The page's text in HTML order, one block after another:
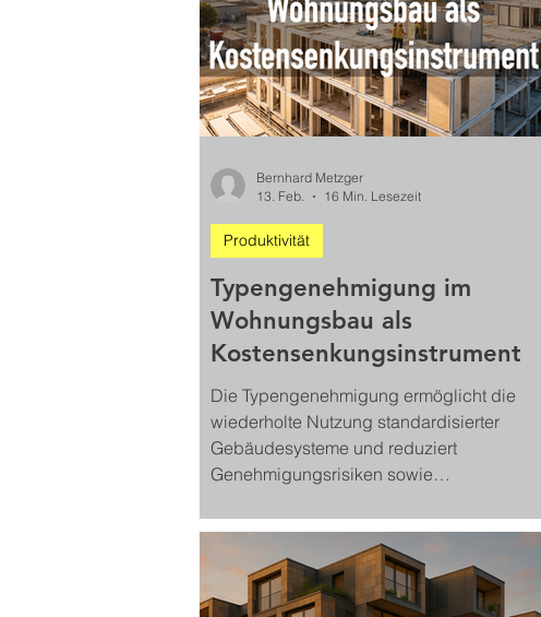
Typengenehmigung im
Wohnungsbau als
Kostensenkungsinstrument
Die Typengenehmigung ermöglicht die
wiederholte Nutzung standardisierter
Gebäudesysteme und reduziert
Genehmigungsrisiken sowie
regulatorische Grundlage für serielles und
modulares Bauen und verbessert die
wirtschaftliche Skalierbarkeit von
Wohnungsbauprojekten. Dadurch wird die
Produktivität
Bernhard Metzger
13. Feb.
16 Min. Lesezeit